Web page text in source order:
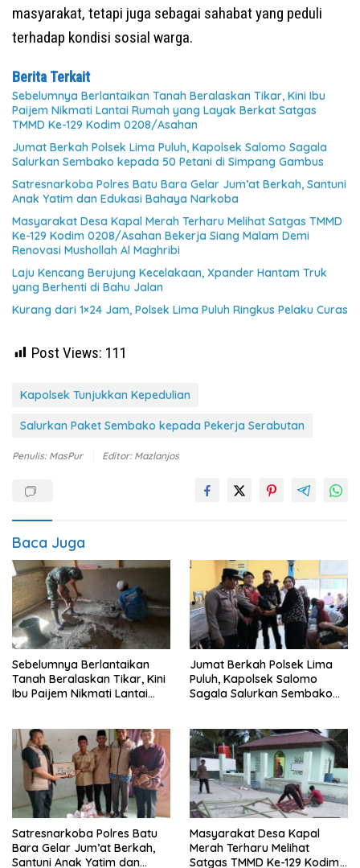
masyarakat, tetapi juga sebagai sahabat yang peduli
terhadap kondisi sosial warga.
Berita Terkait
Sebelumnya Berlantaikan Tanah Beralaskan Tikar, Kini Ibu
Paijem Nikmati Lantai Rumah yang Layak Berkat Satgas
TMMD Ke-129 Kodim 0208/Asahan
Jumat Berkah Polsek Lima Puluh, Kapolsek Salomo Sagala
Salurkan Sembako kepada 50 Petani di Simpang Gambus
Satresnarkoba Polres Batu Bara Gelar Jum’at Berkah, Santuni
Anak Yatim dan Edukasi Bahaya Narkoba
Masyarakat Desa Kapal Merah Terharu Melihat Satgas TMMD
Ke-129 Kodim 0208/Asahan Bekerja Siang Malam Demi
Renovasi Mushollah Al Maghribi
Laju Kencang Berujung Kecelakaan, Xpander Hantam Truk
yang Berhenti di Bahu Jalan
Kurang dari 1×24 Jam, Polsek Lima Puluh Ringkus Pelaku Curas
Post Views: 111
Kapolsek Tunjukkan Kepedulian
Salurkan Paket Sembako kepada Pekerja Serabutan
Penulis: MasPur Editor: Mazlanjos
Baca Juga
Sebelumnya Berlantaikan
Tanah Beralaskan Tikar, Kini
Ibu Paijem Nikmati Lantai
0208/Asahan
Jumat Berkah Polsek Lima
Puluh, Kapolsek Salomo
Sagala Salurkan Sembako
Satresnarkoba Polres Batu
Bara Gelar Jum’at Berkah,
Santuni Anak Yatim dan
Masyarakat Desa Kapal
Merah Terharu Melihat
Satgas TMMD Ke-129 Kodim